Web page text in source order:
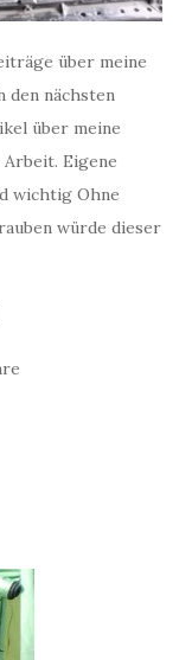
über meine
den nächsten
über meine
Eigene
wichtig Ohne
würde dieser